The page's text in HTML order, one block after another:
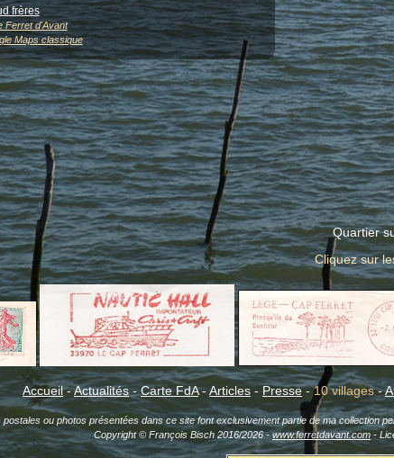
frères
Ferret d'Avant
Maps classique
Quartier
Cliquez sur
Accueil-Actualités-Carte FdA- Articles- Presse-10 villages-
postales ou photos présentées dans ce site font exclusivement partie de ma collection
Copyright © François Bisch 2016/2026 -www.ferretdavant.com -